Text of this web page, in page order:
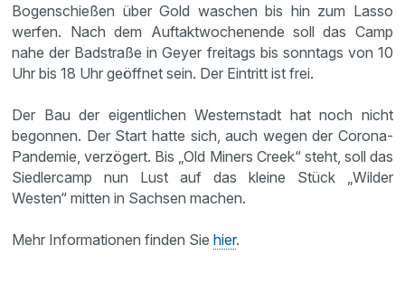
Bogenschießen über Gold waschen bis hin zum Lasso
werfen. Nach dem Auftaktwochenende soll das Camp
nahe der Badstraße in Geyer freitags bis sonntags von 10
Uhr bis 18 Uhr geöffnet sein. Der Eintritt ist frei.
Der Bau der eigentlichen Westernstadt hat noch nicht
begonnen. Der Start hatte sich, auch wegen der Corona-
Pandemie, verzögert. Bis „Old Miners Creek“ steht, soll das
Siedlercamp nun Lust auf das kleine Stück „Wilder
Westen“ mitten in Sachsen machen.
Mehr Informationen finden Siehier.